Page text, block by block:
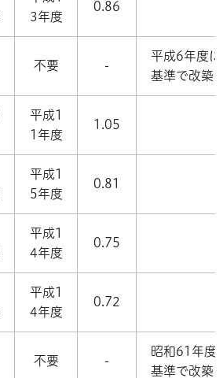
3年度
0.86
不要 -
平成6年度
基準で改築
平成1
1年度
1.05
平成1
5年度
0.81
平成1
4年度
0.75
平成1
4年度
0.72
不要 -
昭和61年度
基準で改築